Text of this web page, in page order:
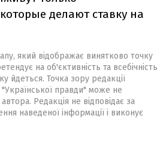
делают ставку на
який відображає винятково точку
на об'єктивність та всебічність
йдеться. Точка зору редакції
"Української правди" може не
Редакція не відповідає за
наведеної інформації і виконує